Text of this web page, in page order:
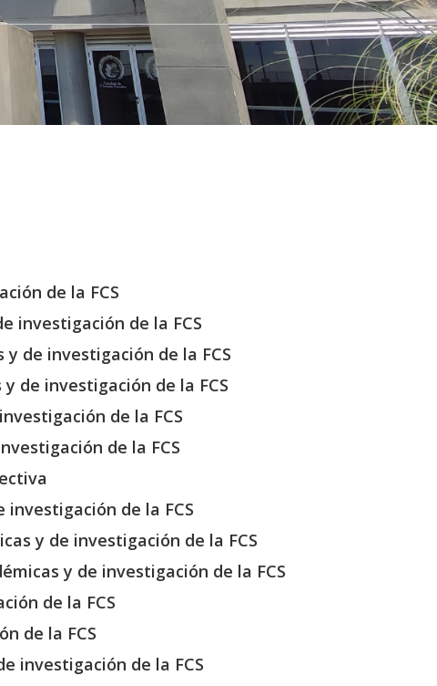
de la FCS
investigación de la FCS
de investigación de la FCS
de investigación de la FCS
de la FCS
de la FCS
investigación de la FCS
y de investigación de la FCS
y de investigación de la FCS
de la FCS
de la FCS
investigación de la FCS